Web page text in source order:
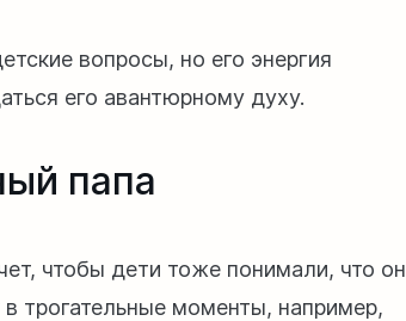
вопросы, но его энергия
его авантюрному духу.
папа
чтобы дети тоже понимали, что он
в трогательные моменты, например,